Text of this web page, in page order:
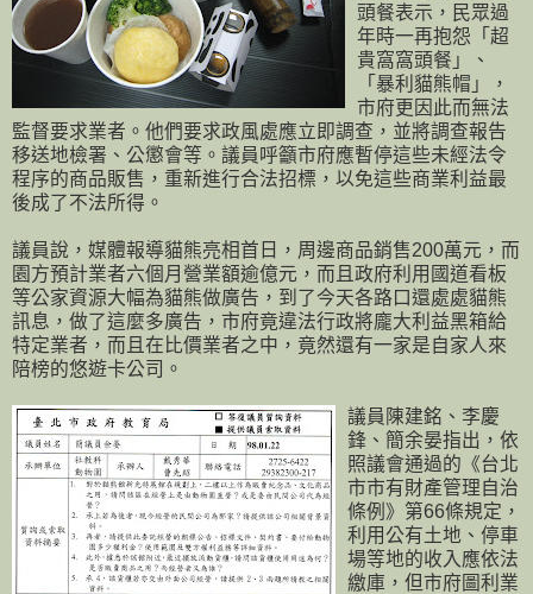
頭餐表示，民眾過
年時一再抱怨「超
貴窩窩頭餐」、
「暴利貓熊帽」，
市府更因此而無法
監督要求業者。他們要求政風處應立即調查，並將調查報告
移送地檢署、公懲會等。議員呼籲市府應暫停這些未經法令
程序的商品販售，重新進行合法招標，以免這些商業利益最
後成了不法所得。
議員說，媒體報導貓熊亮相首日，周邊商品銷售200萬元，而
園方預計業者六個月營業額逾億元，而且政府利用國道看板
等公家資源大幅為貓熊做廣告，到了今天各路口還處處貓熊
訊息，做了這麼多廣告，市府竟違法行政將龐大利益黑箱給
特定業者，而且在比價業者之中，竟然還有一家是自家人來
陪榜的悠遊卡公司。
議員陳建銘、李慶
鋒、簡余晏指出，依
照議會通過的《台北
市市有財產管理自治
條例》第66條規定，
利用公有土地、停車
場等地的收入應依法
繳庫，但市府圖利業